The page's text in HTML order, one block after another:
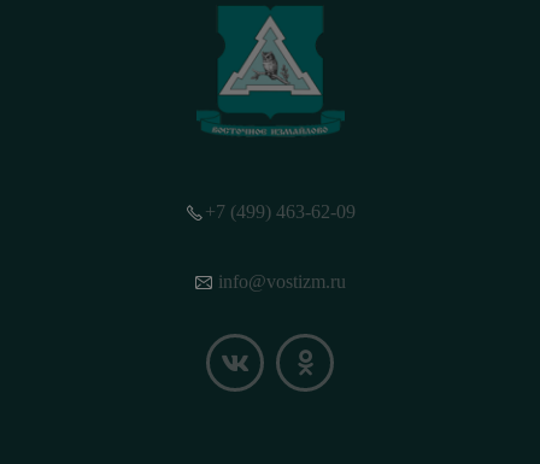
+7 (499) 463-62-09
info@vostizm.ru